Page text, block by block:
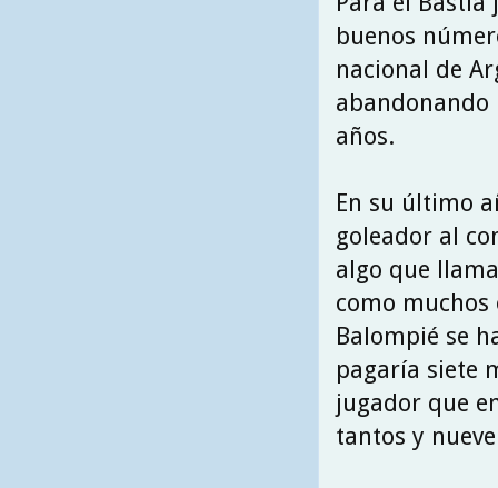
buenos
nacional de
años.
En su último
goleador al
algo que
como muchos
Balompié se
pagaría siete
jugador que
tantos y